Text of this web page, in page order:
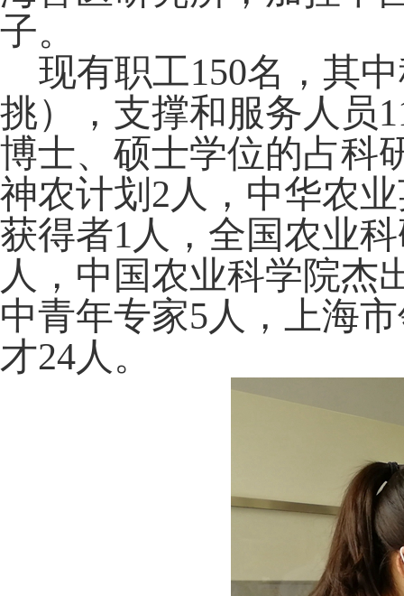
子。
现有职工150名，其
挑），支撑和服务人员
博士、硕士学位的占科
神农计划2人，中华农
获得者1人，全国农业
人，中国农业科学院杰
中青年专家5人，上海
才24人。